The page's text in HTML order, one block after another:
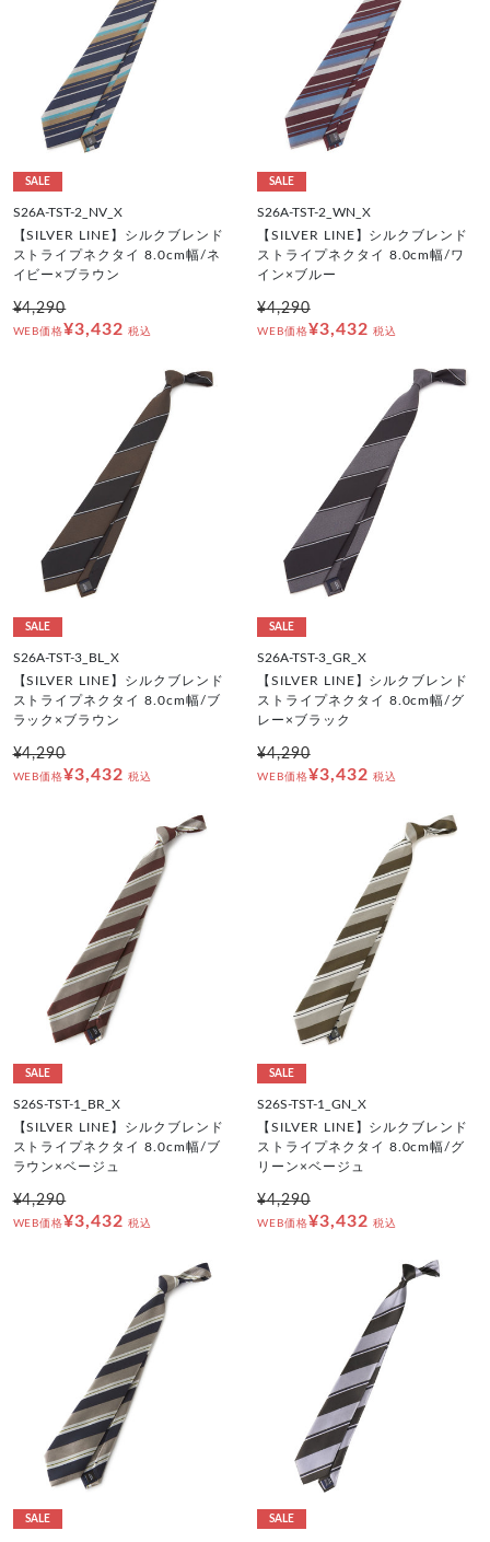
SALE
S26A-TST-2_NV_X
【SILVER LINE】シルクブレンド
ストライプネクタイ 8.0cm幅/ネ
イビー×ブラウン
¥4,290
WEB価格¥3,432 税込
SALE
S26A-TST-2_WN_X
【SILVER LINE】シルクブレンド
ストライプネクタイ 8.0cm幅/ワ
イン×ブルー
¥4,290
WEB価格¥3,432 税込
SALE
S26A-TST-3_BL_X
【SILVER LINE】シルクブレンド
ストライプネクタイ 8.0cm幅/ブ
ラック×ブラウン
¥4,290
WEB価格¥3,432 税込
SALE
S26A-TST-3_GR_X
【SILVER LINE】シルクブレンド
ストライプネクタイ 8.0cm幅/グ
レー×ブラック
¥4,290
WEB価格¥3,432 税込
SALE
S26S-TST-1_BR_X
【SILVER LINE】シルクブレンド
ストライプネクタイ 8.0cm幅/ブ
ラウン×ベージュ
¥4,290
WEB価格¥3,432 税込
SALE
S26S-TST-1_GN_X
【SILVER LINE】シルクブレンド
ストライプネクタイ 8.0cm幅/グ
リーン×ベージュ
¥4,290
WEB価格¥3,432 税込
SALE SALE